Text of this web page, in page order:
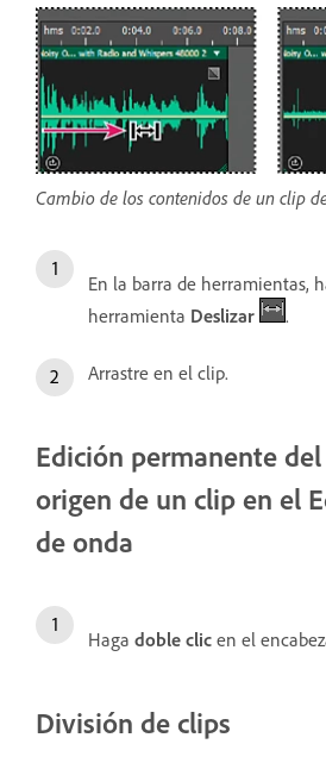
Cambio de los contenidos de un clip
En la barra de herramientas,
herramienta Deslizar .
Arrastre en el clip.
Edición permanente
origen de un clip en el
de onda
Haga doble clic en el
División de clips